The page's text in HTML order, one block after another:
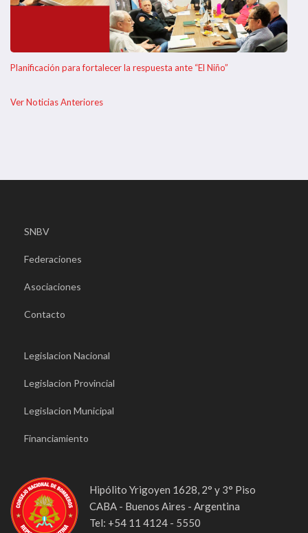
Planificación para fortalecer la respuesta ante “El Niño”
Ver Noticias Anteriores
SNBV
Federaciones
Asociaciones
Contacto
Legislacion Nacional
Legislacion Provincial
Legislacion Municipal
Financiamiento
Hipólito Yrigoyen 1628, 2° y 3° Piso
CABA - Buenos Aires - Argentina
Tel: +54 11 4124 - 5550